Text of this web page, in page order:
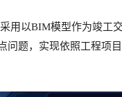
用以BIM模型作为竣工
问题，实现依照工程项